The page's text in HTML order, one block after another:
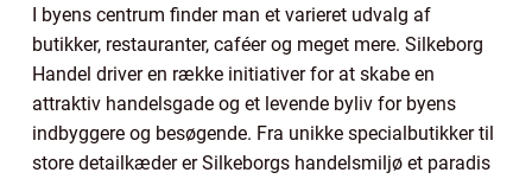
I byens centrum finder man et varieret udvalg af
butikker, restauranter, caféer og meget mere. Silkeborg
Handel driver en række initiativer for at skabe en
attraktiv handelsgade og et levende byliv for byens
indbyggere og besøgende. Fra unikke specialbutikker til
store detailkæder er Silkeborgs handelsmiljø et paradis